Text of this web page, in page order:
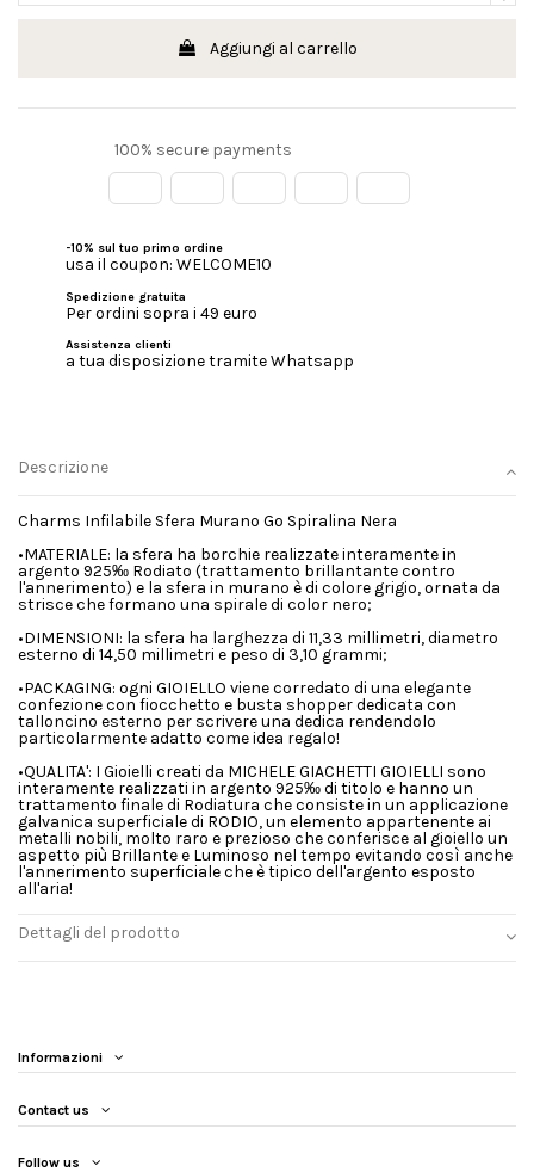
Aggiungi al carrello
100% secure payments
-10% sul tuo primo ordine
usa il coupon: WELCOME10
Spedizione gratuita
Per ordini sopra i 49 euro
Assistenza clienti
a tua disposizione tramite Whatsapp
Descrizione
Charms Infilabile Sfera Murano Go Spiralina Nera
•MATERIALE: la sfera ha borchie realizzate interamente in
argento 925‰ Rodiato (trattamento brillantante contro
l'annerimento) e la sfera in murano è di colore grigio, ornata da
strisce che formano una spirale di color nero;
•DIMENSIONI: la sfera ha larghezza di 11,33 millimetri, diametro
esterno di 14,50 millimetri e peso di 3,10 grammi;
•PACKAGING: ogni GIOIELLO viene corredato di una elegante
confezione con fiocchetto e busta shopper dedicata con
talloncino esterno per scrivere una dedica rendendolo
particolarmente adatto come idea regalo!
•QUALITA': I Gioielli creati da MICHELE GIACHETTI GIOIELLI sono
interamente realizzati in argento 925‰ di titolo e hanno un
trattamento finale di Rodiatura che consiste in un applicazione
galvanica superficiale di RODIO, un elemento appartenente ai
metalli nobili, molto raro e prezioso che conferisce al gioiello un
aspetto più Brillante e Luminoso nel tempo evitando così anche
l'annerimento superficiale che è tipico dell'argento esposto
all'aria!
Dettagli del prodotto
Informazioni
Contact us
Follow us